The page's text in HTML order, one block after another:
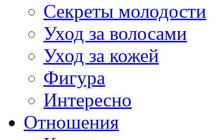
Секреты молодости
Уход за волосами
Уход за кожей
Фигура
Интересно
Отношения